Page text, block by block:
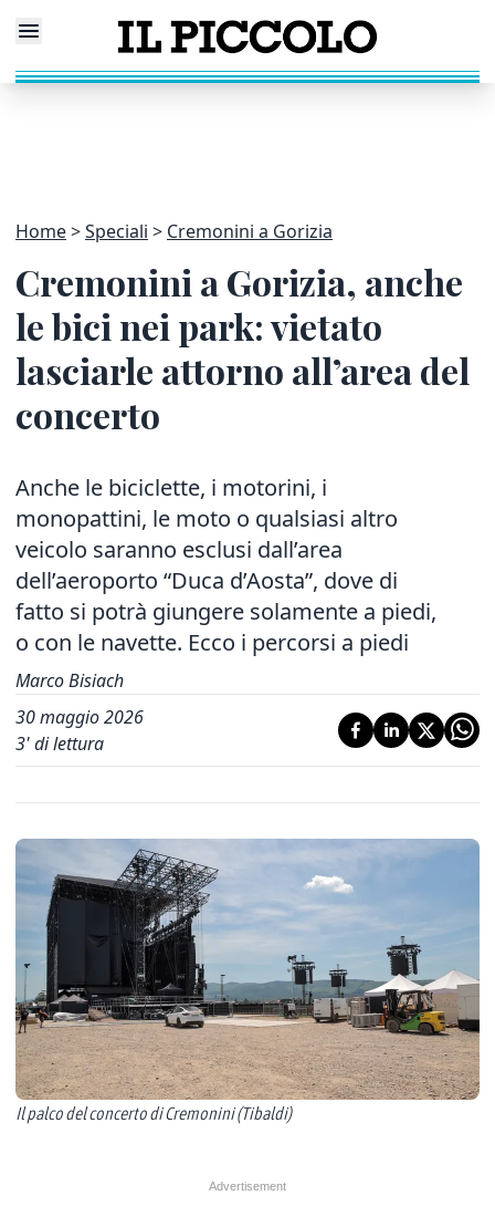
Home Speciali Cremonini a Gorizia
Cremonini a Gorizia, anche
le bici nei park: vietato
lasciarle attorno all’area del
concerto
Anche le biciclette, i motorini, i
monopattini, le moto o qualsiasi altro
veicolo saranno esclusi dall’area
dell’aeroporto “Duca d’Aosta”, dove di
fatto si potrà giungere solamente a piedi,
o con le navette. Ecco i percorsi a piedi
Marco Bisiach
30 maggio 2026
3' di lettura
Il palco del concerto di Cremonini (Tibaldi)